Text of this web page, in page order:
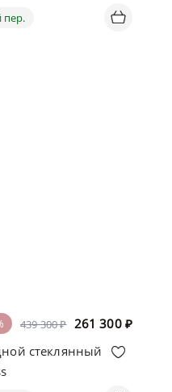
пер.
439 300 ₽ 261 300 ₽
стеклянный